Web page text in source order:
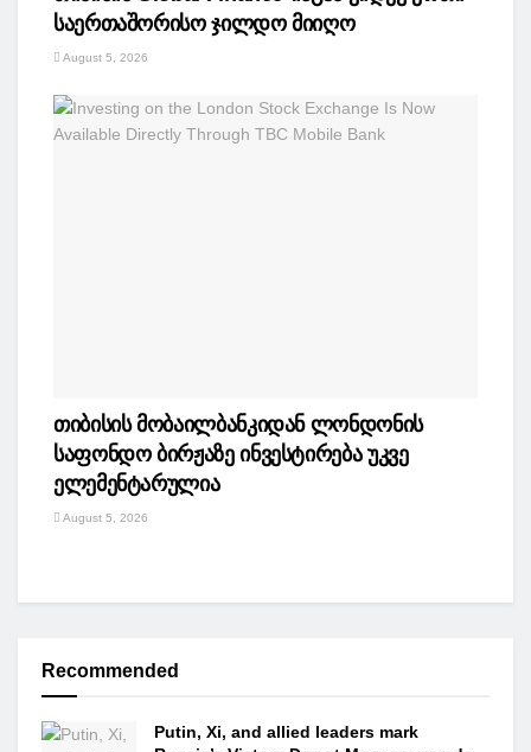
საერთაშორისო ჯილდო მიიღო
August 5, 2026
თიბისის მობაილბანკიდან ლონდონის
საფონდო ბირჟაზე ინვესტირება უკვე
ელემენტარულია
August 5, 2026
Recommended
Putin, Xi, and allied leaders mark